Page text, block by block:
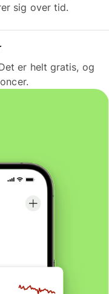
sig over tid.
er helt gratis, og